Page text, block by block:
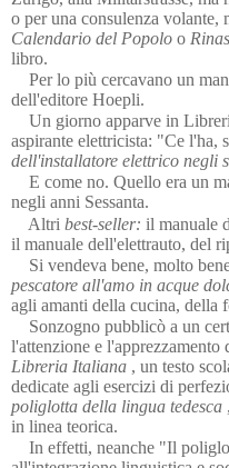
o per una consulenza volante,
Calendario del Popolo o
libro.
Per lo più cercavano un
dell'editore Hoepli.
Un giorno apparve in
aspirante elettricista: "Ce l'ha,
dell'installatore elettrico negli
E come no. Quello era un
negli anni Sessanta.
Altri best-seller: il manuale
il manuale dell'elettrauto, del
Si vendeva bene, molto
pescatore all'amo in acque
agli amanti della cucina, della
Sonzogno pubblicò a un
l'attenzione e
Libreria Italiana , un testo
dedicate agli esercizi di
poliglotta della lingua tedesca
in linea teorica.
In effetti, neanche "Il